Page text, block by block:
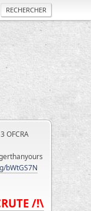
OFCRA
bWtGS7N
/!\